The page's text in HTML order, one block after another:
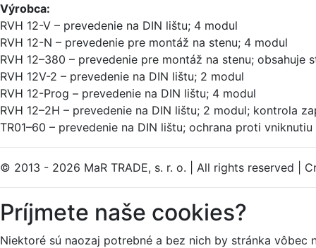
Výrobca:
RVH 12-V – prevedenie na DIN lištu; 4 modul
RVH 12-N – prevedenie pre montáž na stenu; 4 modul
RVH 12–380 – prevedenie pre montáž na stenu;
RVH 12V-2 – prevedenie na DIN lištu; 2 modul
RVH 12-Prog – prevedenie na DIN lištu; 4 modul
RVH 12–2H – prevedenie na DIN lištu; 2 modul; kontrola
TR01–60 – prevedenie na DIN lištu; ochrana proti
© 2013 - 2026 MaR TRADE, s. r. o. All rights reserved
Príjmete naše cookies?
Niektoré sú naozaj potrebné a bez nich by stránka vôbec